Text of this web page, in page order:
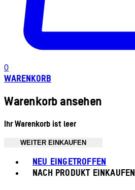
0
WARENKORB
Warenkorb ansehen
Ihr Warenkorb ist leer
WEITER EINKAUFEN
NEU EINGETROFFEN
NACH PRODUKT EINKAUFEN